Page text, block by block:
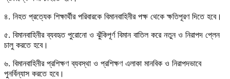
৪. নিহত প্রত্যেক শিক্ষার্থীর পরিবারকে বিমানবাহিনীর পক্ষ থেকে ক্ষতিপূরণ দিতে হবে।
৫. বিমানবাহিনীর ব্যবহৃত পুরোনো ও ঝুঁকিপূর্ণ বিমান বাতিল করে নতুন ও নিরাপদ প্লেন
চালু করতে হবে।
৬. বিমানবাহিনীর প্রশিক্ষণ ব্যবস্থা ও প্রশিক্ষণ এলাকা মানবিক ও নিরাপদভাবে
পুনর্বিন্যাস করতে হবে।